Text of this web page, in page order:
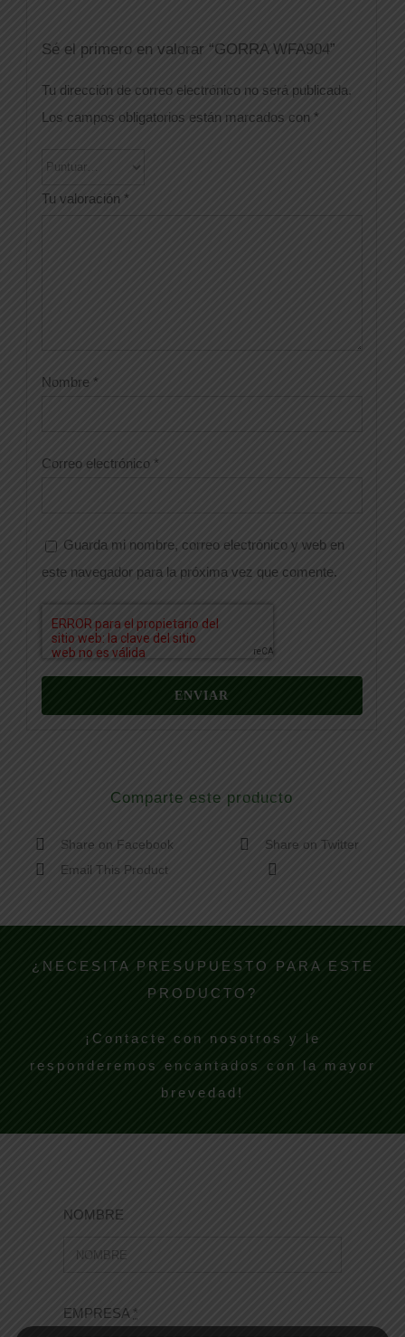
Sé el primero en valorar “GORRA WFA904”
Tu dirección de correo electrónico no será publicada.
Los campos obligatorios están marcados con *
Tu valoración *
Nombre *
Correo electrónico *
Guarda mi nombre, correo electrónico y web en
este navegador para la próxima vez que comente.
Comparte este producto
Share on Facebook
Share on Twitter
Email This Product
¿NECESITA PRESUPUESTO PARA ESTE
PRODUCTO?
¡Contacte con nosotros y le
responderemos encantados con la mayor
brevedad!
NOMBRE
EMPRESA *